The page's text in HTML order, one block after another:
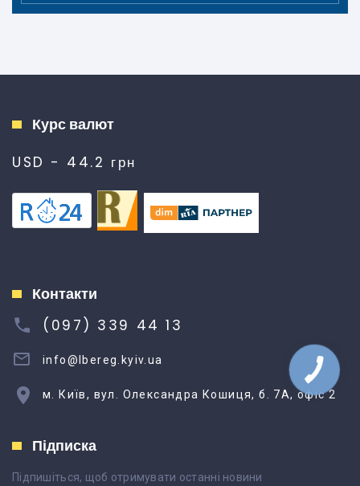
Курс валют
USD - 44.2 грн
Контакти
(097) 339 44 13
info@lbereg.kyiv.ua
м. Київ, вул. Олександра Кошиця, б. 7А, офіс 2
Підписка
Підпишіться, щоб отримувати останні новини